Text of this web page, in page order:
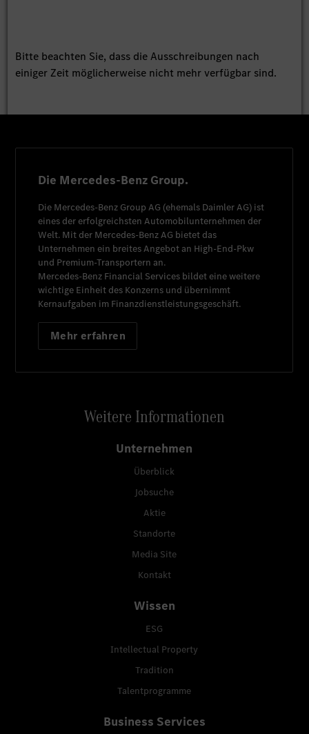
Bitte beachten Sie, dass die Ausschreibungen nach
einiger Zeit möglicherweise nicht mehr verfügbar sind.
Die Mercedes-Benz Group.
Die Mercedes-Benz Group AG (ehemals Daimler AG) ist
eines der erfolgreichsten Automobilunternehmen der
Welt. Mit der Mercedes-Benz AG bietet das
Unternehmen ein breites Angebot an High-End-Pkw
und Premium-Transportern an.
Mercedes-Benz Financial Services bildet eine weitere
wichtige Einheit des Konzerns und übernimmt
Kernaufgaben im Finanzdienstleistungsgeschäft.
Mehr erfahren
Weitere Informationen
Unternehmen
Überblick
Jobsuche
Aktie
Standorte
Media Site
Kontakt
Wissen
ESG
Intellectual Property
Tradition
Talentprogramme
Business Services